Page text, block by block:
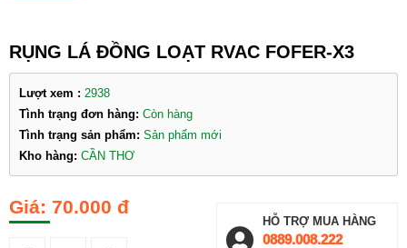
RỤNG LÁ ĐỒNG LOẠT RVAC FOFER-X3
Lượt xem : 2938
Tình trạng đơn hàng: Còn hàng
Tình trạng sản phẩm: Sản phẩm mới
Kho hàng: CẦN THƠ
70.000 đ
HỖ TRỢ MUA HÀNG
0889.008.222